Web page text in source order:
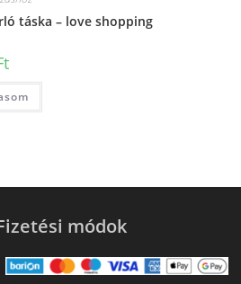
táska – love shopping
módok